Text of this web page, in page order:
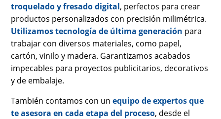
troquelado y fresado digital, perfectos para crear
productos personalizados con precisión milimétrica.
Utilizamos tecnología de última generación para
trabajar con diversos materiales, como papel,
cartón, vinilo y madera. Garantizamos acabados
impecables para proyectos publicitarios, decorativos
y de embalaje.
También contamos con unequipo de expertos que
te asesora en cada etapa del proceso, desde el